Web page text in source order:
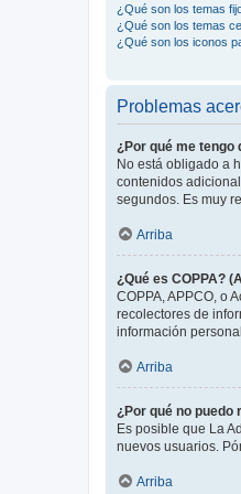
¿Qué son los temas
¿Qué son los temas
¿Qué son los iconos
Problemas
¿Por qué me tengo
No está obligado a
contenidos
segundos. Es muy
Arriba
¿Qué es COPPA?
COPPA, APPCO, o
recolectores de
información
Arriba
¿Por qué no puedo
Es posible que La
nuevos usuarios.
Arriba